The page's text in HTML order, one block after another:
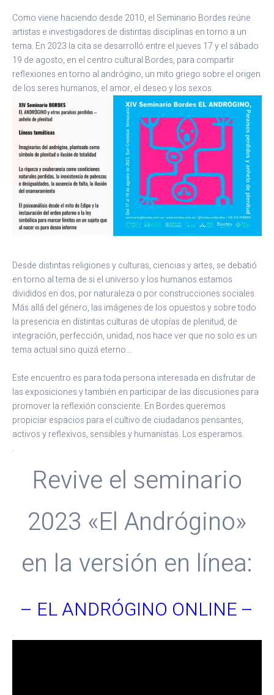
Como viene haciendo desde 2010, el Seminario Bordes reúne
artistas e investigadores de distintas disciplinas en torno a un
tema. En 2023 la cita se desarrolló entre el jueves 17 y el sábado
19 de agosto, en el centro cultural Bordes, para compartir
reflexiones en torno al andrógino, un mito griego sobre el origen
de los seres humanos, el amor, el deseo y los sexos.
Desde distintas religiones y culturas, ciencias y artes, se debatió
en torno al tema de si el universo y los humanos estamos
divididos en dos, por naturaleza o por construcciones sociales.
Más allá del género, las imágenes de los opuestos y sobre todo
la presencia en distintas culturas de utopías de plenitud, de
integración, perfección, unidad, nos hace ver que no solo es un
tema actual sino quizá eterno…
Este encuentro es para toda persona interesada en disfrutar de
las exposiciones y también en participar de las discusiones para
promover la reflexión consciente. En Bordes queremos
propiciar espacios para el cultivo de ciudadanos pensantes,
activos y reflexivos, sensibles y humanistas. Los esperamos.
.
Revive el seminario
2023 «El Andrógino»
en la versión en línea:
– EL ANDRÓGINO ONLINE –
.